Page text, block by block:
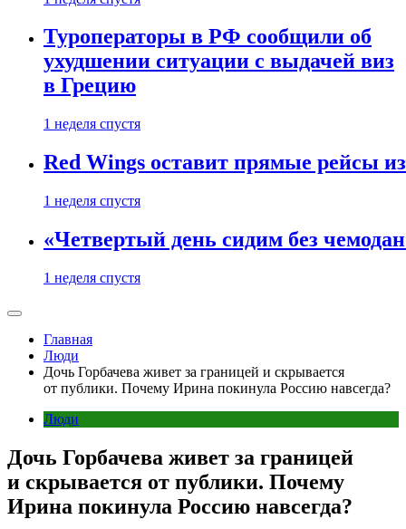
Туроператоры в РФ сообщили об
ухудшении ситуации с выдачей виз
в Грецию
1 неделя спустя
Red Wings оставит прямые рейсы
1 неделя спустя
«Четвертый день сидим без
1 неделя спустя
Главная
Люди
Дочь Горбачева живет за границей и скрывается
от публики. Почему Ирина покинула Россию навсегда?
Люди
Дочь Горбачева живет за границей
и скрывается от публики. Почему
Ирина покинула Россию навсегда?